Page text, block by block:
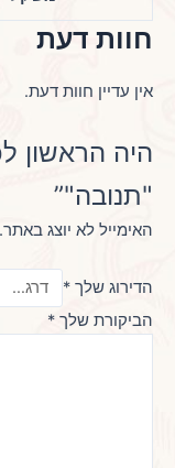
חוות דעת
אין עדיין חוות דעת.
היה הראשון
"תנובה"”
האימייל לא יוצג באתר.
הדירוג שלך *
הביקורת שלך *